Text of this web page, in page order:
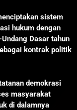
sistem
hukum dengan
Dasar tahun
kontrak politik
demokrasi
masyarakat
di dalamnya